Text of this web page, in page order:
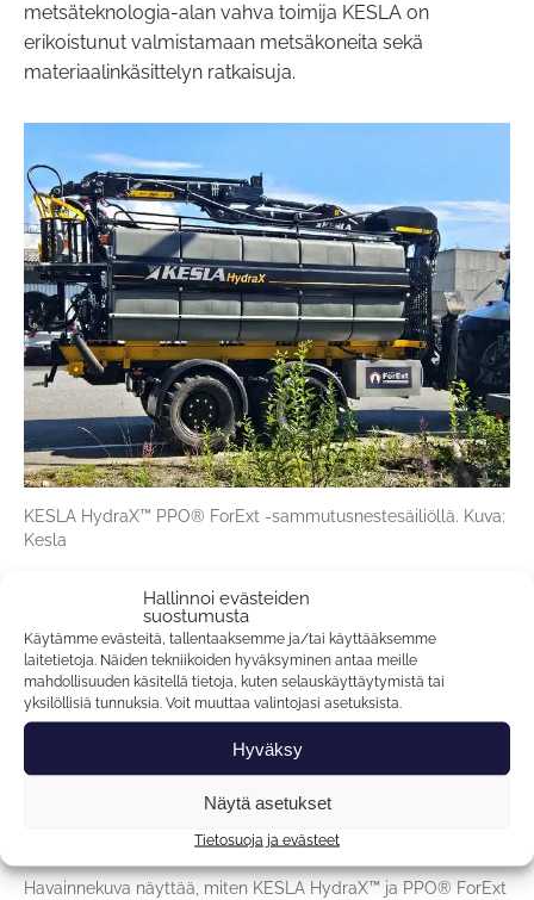
Hallinnoi evästeiden
suostumusta
Käytämme evästeitä, tallentaaksemme ja/tai käyttääksemme
laitetietoja. Näiden tekniikoiden hyväksyminen antaa meille
mahdollisuuden käsitellä tietoja, kuten selauskäyttäytymistä tai
yksilöllisiä tunnuksia. Voit muuttaa valintojasi asetuksista.
Hyväksy
Näytä asetukset
Tietosuoja ja evästeet
metsäteknologia-alan vahva toimija KESLA on
erikoistunut valmistamaan metsäkoneita sekä
materiaalinkäsittelyn ratkaisuja.
KESLA HydraX™ PPO® ForExt -sammutusnestesäiliöllä. Kuva:
Kesla
Havainnekuva näyttää, miten KESLA HydraX™ ja PPO® ForExt